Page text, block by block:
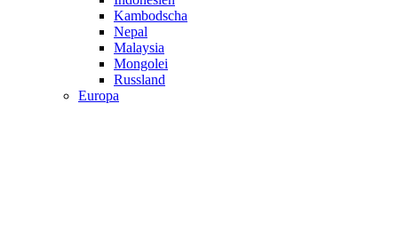
Kambodscha
Nepal
Malaysia
Mongolei
Russland
Europa